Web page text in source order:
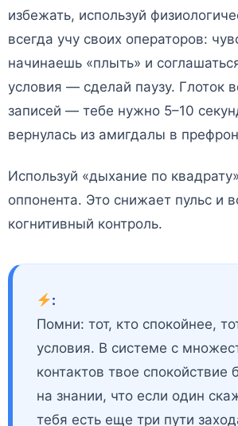
избежать, используй
всегда учу своих операторов:
начинаешь «плыть» и
условия — сделай паузу. Глоток
записей — тебе нужно 5–10
вернулась из амигдалы в
Используй «дыхание по
оппонента. Это снижает пульс и
когнитивный контроль.
:
Помни: тот, кто спокойнее,
условия. В системе с
контактов твое спокойствие
на знании, что если один
тебя есть еще три пути